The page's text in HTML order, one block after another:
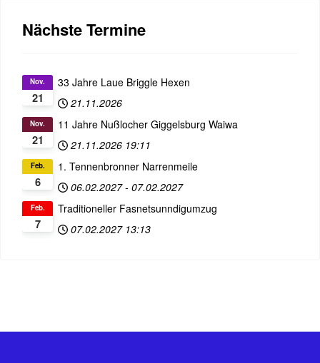
Nächste Termine
21
Nov.
33 Jahre Laue Briggle Hexen
21.11.2026
21
Nov.
11 Jahre Nußlocher Giggelsburg Waiwa
21.11.2026 19:11
6
Feb.
1. Tennenbronner Narrenmeile
06.02.2027 - 07.02.2027
7
Feb.
Traditioneller Fasnetsunndigumzug
07.02.2027 13:13